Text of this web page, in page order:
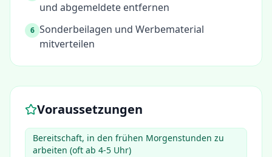
und abgemeldete entfernen
6 Sonderbeilagen und Werbematerial
mitverteilen
Voraussetzungen
Bereitschaft, in den frühen Morgenstunden zu
arbeiten (oft ab 4-5 Uhr)